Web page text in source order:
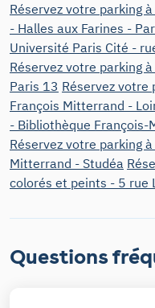
Réservez votre parking
- Halles aux Farines -
Université Paris Cité -
Réservez votre parking
Paris 13 Réservez votre
François Mitterrand -
- Bibliothèque
Réservez votre parking
Mitterrand - Studéa
colorés et peints - 5 rue
Questions